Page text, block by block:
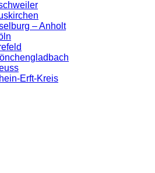
– Anholt
Erft-Kreis